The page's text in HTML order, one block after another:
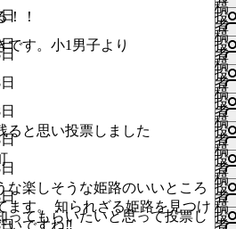
更
ね
更
い
ね
更
い
ね
更
い
ね
更
で
す
い
ね
更
要
で
す
い
ね
更
が
必
要
で
す
い
ね
更
イ
ン
が
必
要
で
す
い
ね
グ
イ
ン
が
必
要
で
す
は
ロ
グ
イ
ン
が
必
要
で
す
に
は
ロ
グ
イ
ン
が
必
要
で
す
す
る
に
は
ロ
グ
イ
ン
が
必
要
で
ね
す
る
に
は
ロ
グ
イ
ン
が
必
要
い
い
ね
す
る
に
は
ロ
グ
イ
ン
が
い
い
ね
す
る
に
は
ロ
グ
イ
ン
い
い
ね
す
る
に
は
ロ
グ
い
い
ね
す
る
に
は
ロ
稿
者
い
い
ね
す
る
に
！！
投
稿
者
い
い
ね
す
る
です。小1男子より
投
稿
者
い
い
ね
投
稿
者
い
い
投
稿
者
ると思い投票しました
投
稿
者
投
稿
者
な楽しそうな姫路のいいところ
ます。 知られざる姫路を見つけ
いですね‼️
投
稿
者
ってもらいたいと思って投票し 投